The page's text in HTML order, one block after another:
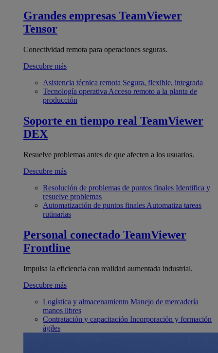
Grandes empresas TeamViewer
Tensor
Conectividad remota para operaciones seguras.
Descubre más
Asistencia técnica remota Segura, flexible, integrada
Tecnología operativa Acceso remoto a la planta de
producción
Soporte en tiempo real TeamViewer
DEX
Resuelve problemas antes de que afecten a los usuarios.
Descubre más
Resolución de problemas de puntos finales Identifica y
resuelve problemas
Automatización de puntos finales Automatiza tareas
rutinarias
Personal conectado TeamViewer
Frontline
Impulsa la eficiencia con realidad aumentada industrial.
Descubre más
Logística y almacenamiento Manejo de mercadería
manos libres
Contratación y capacitación Incorporación y formación
ágiles